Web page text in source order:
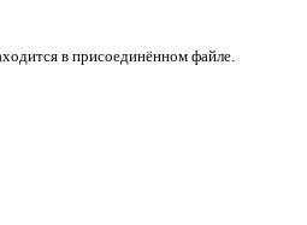
в присоединённом файле.